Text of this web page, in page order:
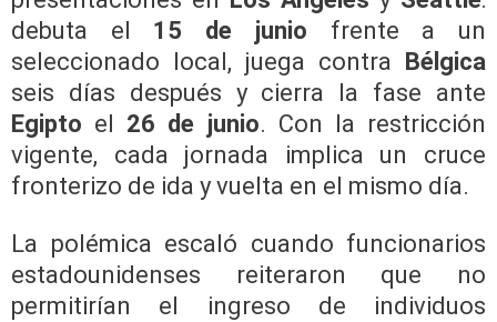
debuta el 15 de junio frente a un
seleccionado local, juega contra
Bélgica
seis días después y cierra la fase ante
Egipto el 26 de junio. Con la restricción
vigente, cada jornada implica un cruce
fronterizo de ida y vuelta en el mismo día.
La polémica escaló cuando funcionarios
estadounidenses reiteraron que no
permitirían el ingreso de individuos